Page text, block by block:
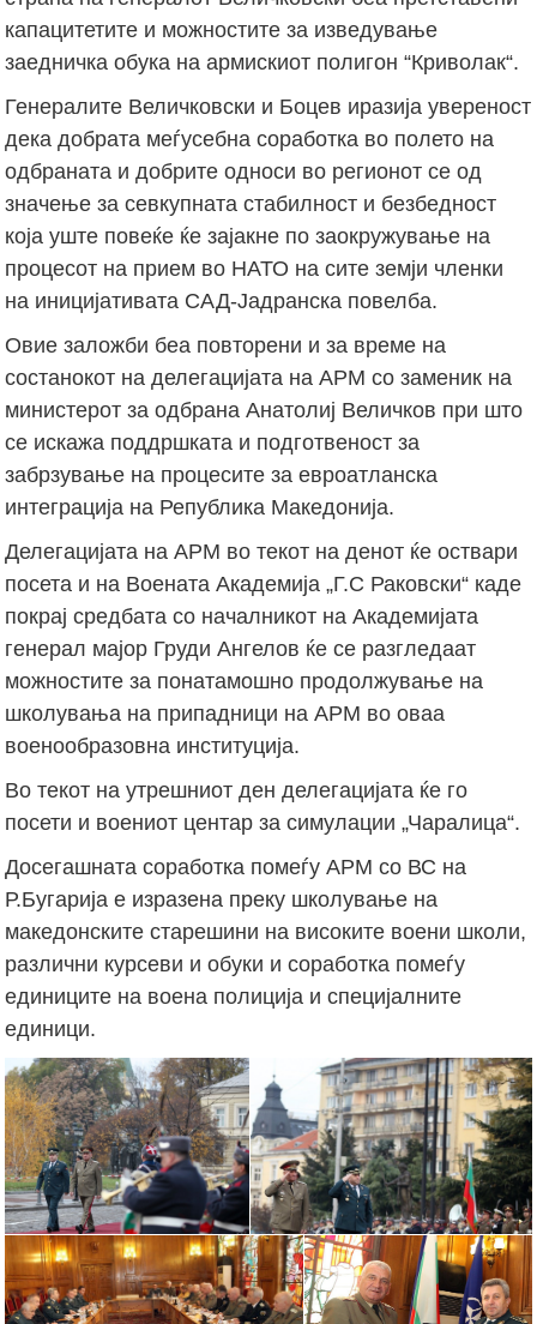
капацитетите и можностите за изведување
заедничка обука на армискиот полигон “Криволак“.
Генералите Величковски и Боцев иразија увереност
дека добрата меѓусебна соработка во полето на
одбраната и добрите односи во регионот се од
значење за севкупната стабилност и безбедност
која уште повеќе ќе зајакне по заокружување на
процесот на прием во НАТО на сите земји членки
на иницијативата САД-Јадранска повелба.
Овие заложби беа повторени и за време на
состанокот на делегацијата на АРМ со заменик на
министерот за одбрана Анатолиј Величков при што
се искажа поддршката и подготвеност за
забрзување на процесите за евроатланска
интеграција на Република Македонија.
Делегацијата на АРМ во текот на денот ќе оствари
посета и на Воената Академија „Г.С Раковски“ каде
покрај средбата со началникот на Академијата
генерал мајор Груди Ангелов ќе се разгледаат
можностите за понатамошно продолжување на
школувања на припадници на АРМ во оваа
военообразовна институција.
Во текот на утрешниот ден делегацијата ќе го
посети и воениот центар за симулации „Чаралица“.
Досегашната соработка помеѓу АРМ со ВС на
Р.Бугарија е изразена преку школување на
македонските старешини на високите воени школи,
различни курсеви и обуки и соработка помеѓу
единиците на воена полиција и специјалните
единици.